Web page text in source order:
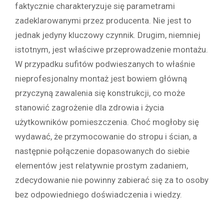
faktycznie charakteryzuje się parametrami
zadeklarowanymi przez producenta. Nie jest to
jednak jedyny kluczowy czynnik. Drugim, niemniej
istotnym, jest właściwe przeprowadzenie montażu.
W przypadku sufitów podwieszanych to właśnie
nieprofesjonalny montaż jest bowiem główną
przyczyną zawalenia się konstrukcji, co może
stanowić zagrożenie dla zdrowia i życia
użytkowników pomieszczenia. Choć mogłoby się
wydawać, że przymocowanie do stropu i ścian, a
następnie połączenie dopasowanych do siebie
elementów jest relatywnie prostym zadaniem,
zdecydowanie nie powinny zabierać się za to osoby
bez odpowiedniego doświadczenia i wiedzy.